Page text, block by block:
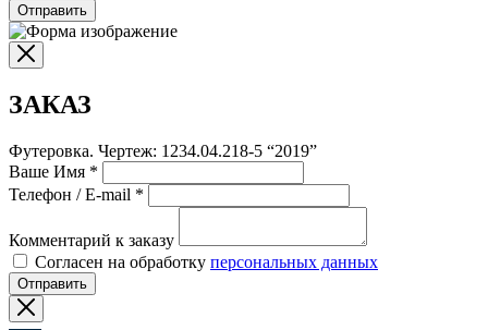
Отправить
ЗАКАЗ
Футеровка. Чертеж: 1234.04.218-5 “2019”
Ваше Имя *
Телефон / E-mail *
Комментарий к заказу
Согласен на обработку персональных данных
Отправить